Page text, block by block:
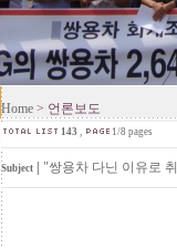
Home > 언론보도
143 , 1/8 pages
Subject "쌍용차 다닌 이유로